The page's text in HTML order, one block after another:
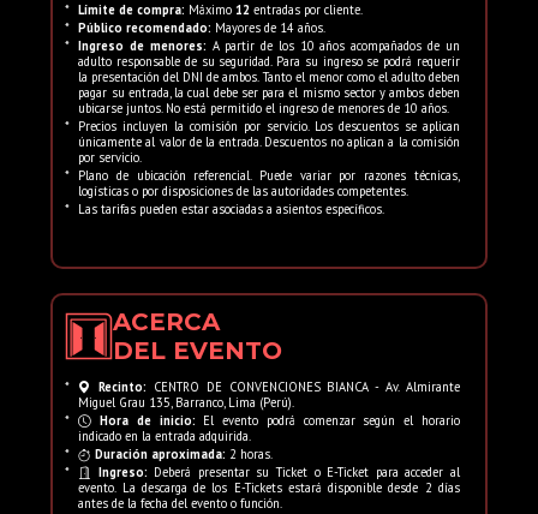
* Límite de compra: Máximo12 entradas por cliente.
* Público recomendado: Mayores de 14 años.
* Ingreso de menores: A partir de los 10 años acompañados de un
adulto responsable de su seguridad. Para su ingreso se podrá requerir
la presentación del DNI de ambos. Tanto el menor como el adulto deben
pagar su entrada, la cual debe ser para el mismo sector y ambos deben
ubicarse juntos. No está permitido el ingreso de menores de 10 años.
* Precios incluyen la comisión por servicio. Los descuentos se aplican
únicamente al valor de la entrada. Descuentos no aplican a la comisión
por servicio.
* Plano de ubicación referencial. Puede variar por razones técnicas,
logísticas o por disposiciones de las autoridades competentes.
* Las tarifas pueden estar asociadas a asientos específicos.
ACERCA
DEL EVENTO
* Recinto: CENTRO DE CONVENCIONES BIANCA - Av. Almirante
Miguel Grau 135, Barranco, Lima (Perú).
*
Hora de inicio: El evento podrá comenzar según el horario
indicado en la entrada adquirida.
*
Duración aproximada: 2 horas.
*
Ingreso: Deberá presentar su Ticket o E-Ticket para acceder al
evento. La descarga de los E-Tickets estará disponible desde 2 días
antes de la fecha del evento o función.